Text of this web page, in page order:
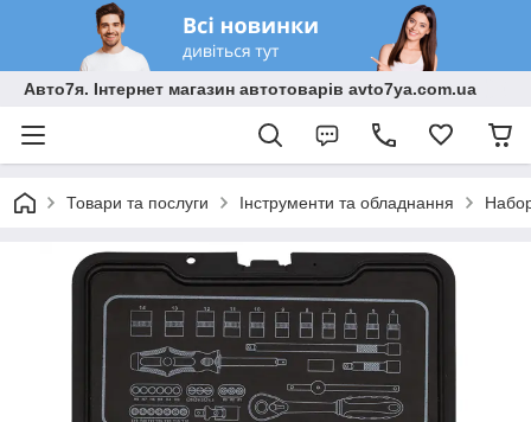
Авто7я. Інтернет магазин автотоварів avto7ya.com.ua
Товари та послуги Інструменти та обладнання